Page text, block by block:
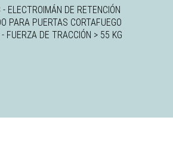
ELECTROIMÁN DE RETENCIÓN
PARA PUERTAS CORTAFUEGO
FUERZA DE TRACCIÓN > 55 KG